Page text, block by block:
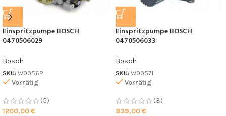
Einspritzpumpe BOSCH
0470506029
Bosch
SKU: W00562
Vorrätig
(5)
1200,00€
Einspritzpumpe BOSCH
0470506033
Bosch
SKU: W00571
Vorrätig
(3)
839,00€